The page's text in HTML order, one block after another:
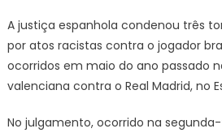
A justiça espanhola condenou três
por atos racistas contra o jogador
ocorridos em maio do ano passado
valenciana contra o Real Madrid, no
No julgamento, ocorrido na segunda-